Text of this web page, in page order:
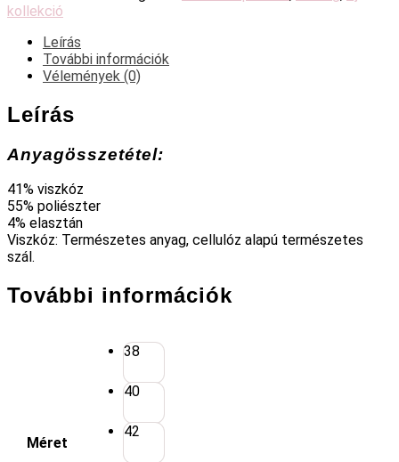
nadrág
mennyiség
kollekció
Leírás
További információk
Vélemények (0)
Leírás
Anyagösszetétel:
41% viszkóz
55% poliészter
4% elasztán
Viszkóz: Természetes anyag, cellulóz alapú természetes
szál.
További információk
Méret
38
40
42